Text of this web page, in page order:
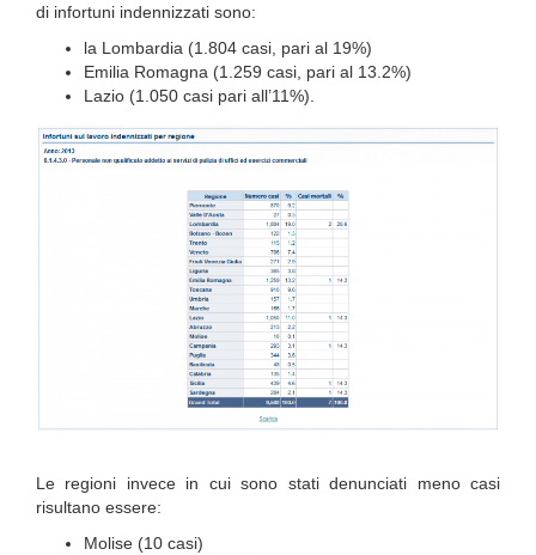
di infortuni indennizzati sono:
la Lombardia (1.804 casi, pari al 19%)
Emilia Romagna (1.259 casi, pari al 13.2%)
Lazio (1.050 casi pari all’11%).
Le regioni invece in cui sono stati denunciati meno casi
risultano essere:
Molise (10 casi)